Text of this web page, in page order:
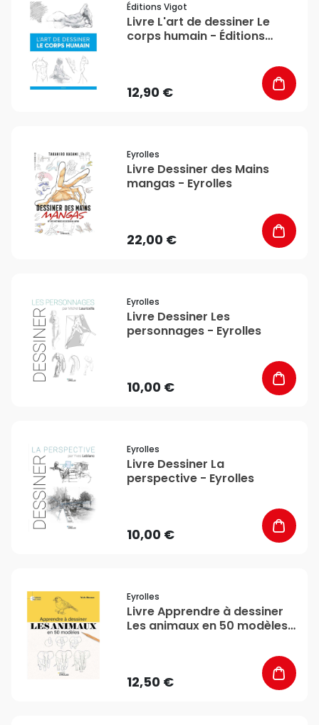
Éditions Vigot
Livre L'art de dessiner Le
corps humain - Éditions
12,90 €
Eyrolles
Livre Dessiner des Mains
mangas - Eyrolles
22,00 €
Eyrolles
Livre Dessiner Les
personnages - Eyrolles
10,00 €
Eyrolles
Livre Dessiner La
perspective - Eyrolles
10,00 €
Eyrolles
Livre Apprendre à dessiner
Les animaux en 50 modèles
12,50 €